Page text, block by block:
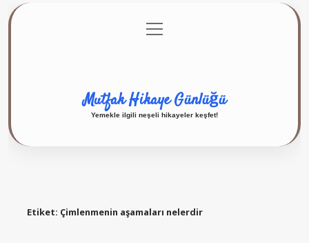
Gizlilik Politikası
menüyü
aç
Mutfak Hikaye Günlüğü
Yemekle ilgili neşeli hikayeler keşfet!
Etiket: Çimlenmenin aşamaları nelerdir